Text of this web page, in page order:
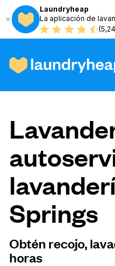
Laundryheap
La aplicación de
Cómo
Precios y
Quiénes
Para las
Springs
Obtén recojo,
horas